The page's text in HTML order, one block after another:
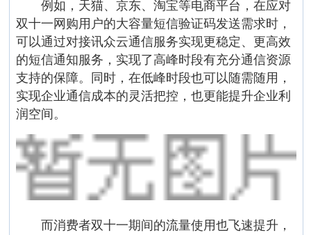
例如，天猫、京东、淘宝等电商平台，在应对
双十一网购用户的大容量短信验证码发送需求时，
可以通过对接讯众云通信服务实现更稳定、更高效
的短信通知服务，实现了高峰时段有充分通信资源
支持的保障。同时，在低峰时段也可以随需随用，
实现企业通信成本的灵活把控，也更能提升企业利
润空间。
而消费者双十一期间的流量使用也飞速提升，